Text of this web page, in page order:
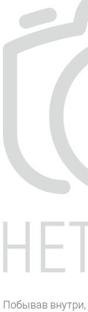
Побывав внутри,